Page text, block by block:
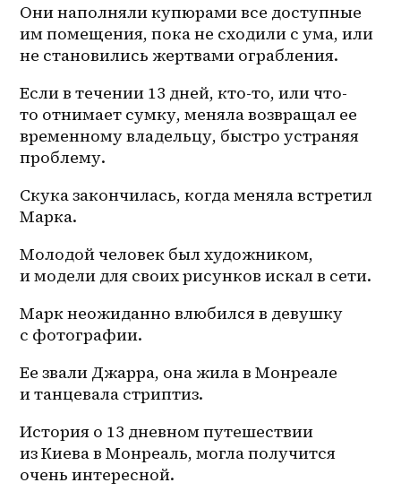
Они наполняли купюрами все доступные
им помещения, пока не сходили с ума, или
не становились жертвами ограбления.
Если в течении 13 дней, кто-то, или что-
то отнимает сумку, меняла возвращал ее
временному владельцу, быстро устраняя
проблему.
Скука закончилась, когда меняла встретил
Марка.
Молодой человек был художником,
и модели для своих рисунков искал в сети.
Марк неожиданно влюбился в девушку
с фотографии.
Ее звали Джарра, она жила в Монреале
и танцевала стриптиз.
История о 13 дневном путешествии
из Киева в Монреаль, могла получится
очень интересной.